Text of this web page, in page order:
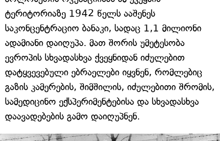
ტერიტორიაზე 1942 წელს ააშენეს
საკონცენტრაციო ბანაკი, სადაც 1,1 მილიონი
ადამიანი დაიღუპა. მათ შორის უმეტესობა
ევროპის სხვადასხვა ქვეყნიდან იძულებით
დატყვევებული ებრაელები იყვნენ, რომლებიც
გაზის კამერების, შიმშილის, იძულებითი შრომის,
სამედიცინო ექსპერიმენტებისა და სხვადასხვა
დაავადებების გამო დაიღუპნენ.